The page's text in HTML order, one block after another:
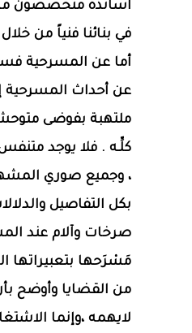
أساتذة متخصصون
في بنائنا فنياً من
أما عن المسرحية
عن أحداث المسرحية
ملتهبة بفوضى
كلِّـه . فلا يوجد
، وجميع صوري
بكل التفاصيل
صرخات وآلام عند
مَسْرَحها بتعبيراتها
من القضايا وأوضح
لايهمه ،وإنما